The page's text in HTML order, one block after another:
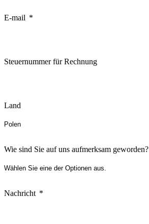
E-mail
Steuernummer für Rechnung
Land
Wie sind Sie auf uns aufmerksam geworden?
Nachricht